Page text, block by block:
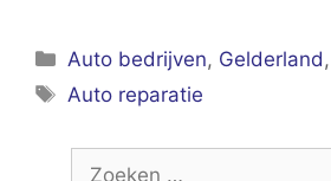
Categorieën
Auto bedrijven, Gelderland,
Tags
Auto reparatie
Zoek